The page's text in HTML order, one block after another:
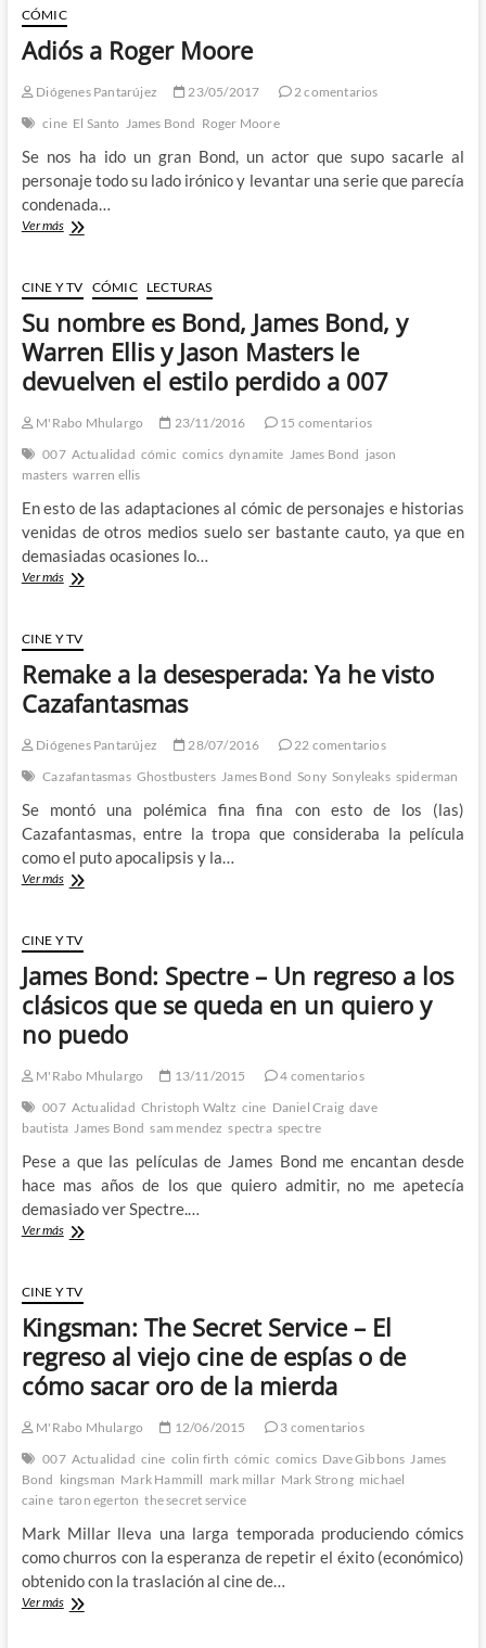
Connery,
Sean
Connery
2020)
CÓMIC
Adiós a Roger Moore
Diógenes Pantarújez 23/05/2017
2 comentarios
cine El Santo James Bond Roger Moore
Se nos ha ido un gran Bond, un actor que supo sacarle al
personaje todo su lado irónico y levantar una serie que parecía
condenada…
Ver másAdiós
Moore
CINE Y TV CÓMIC LECTURAS
Su nombre es Bond, James Bond, y
Warren Ellis y Jason Masters le
devuelven el estilo perdido a 007
M'Rabo Mhulargo 23/11/2016
15 comentarios
007 Actualidad cómic comics dynamite James Bond jason
masters warren ellis
En esto de las adaptaciones al cómic de personajes e historias
venidas de otros medios suelo ser bastante cauto, ya que en
demasiadas ocasiones lo…
Ver másSu
Bond,
James
Bond,
Warren
y
Jason
le
devuelven
estilo
perdido
CINE Y TV
Remake a la desesperada: Ya he visto
Cazafantasmas
Diógenes Pantarújez 28/07/2016
22 comentarios
Cazafantasmas Ghostbusters James Bond Sony Sonyleaks spiderman
Se montó una polémica fina fina con esto de los (las)
Cazafantasmas, entre la tropa que consideraba la película
como el puto apocalipsis y la…
Ver másRemake
desesperada:
Ya
he
visto
Cazafantasmas
CINE Y TV
James Bond: Spectre – Un regreso a los
clásicos que se queda en un quiero y
no puedo
M'Rabo Mhulargo 13/11/2015
4 comentarios
007 Actualidad Christoph Waltz cine Daniel Craig dave
bautista James Bond sam mendez spectra spectre
Pese a que las películas de James Bond me encantan desde
hace mas años de los que quiero admitir, no me apetecía
demasiado ver Spectre.…
Ver másJames
–
Un
regreso
a
los
clásicos
se
en
un
quiero
no
puedo
CINE Y TV
Kingsman: The Secret Service – El
regreso al viejo cine de espías o de
cómo sacar oro de la mierda
M'Rabo Mhulargo 12/06/2015
3 comentarios
007 Actualidad cine colin firth cómic comics Dave Gibbons James
Bond kingsman Mark Hammill mark millar Mark Strong michael
caine taron egerton the secret service
Mark Millar lleva una larga temporada produciendo cómics
como churros con la esperanza de repetir el éxito (económico)
obtenido con la traslación al cine de…
Ver másKingsman: